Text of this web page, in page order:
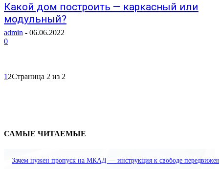
Какой дом построить — каркасный или
модульный?
admin - 06.06.2022
0
1 2Страница 2 из 2
САМЫЕ ЧИТАЕМЫЕ
Зачем нужен пропуск на МКАД — инструкция к свободе